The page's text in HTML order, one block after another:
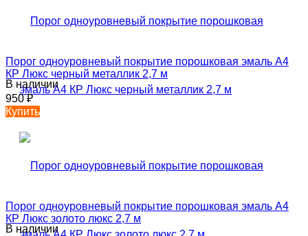
Порог одноуровневый покрытие порошковая эмаль А4
КР Люкс черный металлик 2,7 м
В наличии
950₽
Купить
Порог одноуровневый покрытие порошковая эмаль А4
КР Люкс золото люкс 2,7 м
В наличии